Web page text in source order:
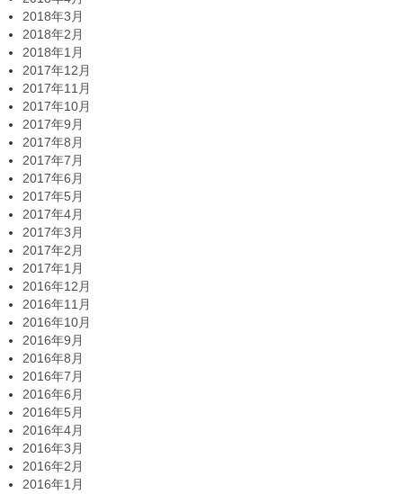
2018年3月
2018年2月
2018年1月
2017年12月
2017年11月
2017年10月
2017年9月
2017年8月
2017年7月
2017年6月
2017年5月
2017年4月
2017年3月
2017年2月
2017年1月
2016年12月
2016年11月
2016年10月
2016年9月
2016年8月
2016年7月
2016年6月
2016年5月
2016年4月
2016年3月
2016年2月
2016年1月